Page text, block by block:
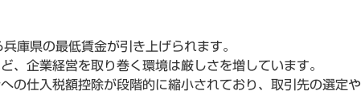
庫県の最低賃金が引き上げられます。
、企業経営を取り巻く環境は厳しさを増しています。
の仕入税額控除が段階的に縮小されており、取引先の選定や